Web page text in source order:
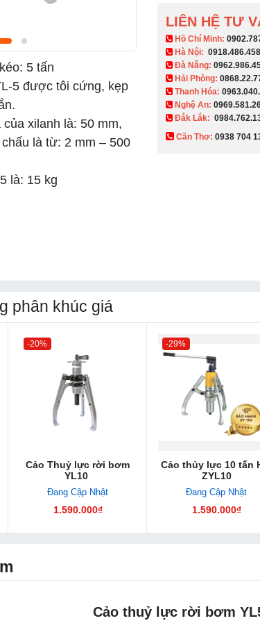
5 tấn
5 được tôi cứng, kẹp
xilanh là: 50 mm,
là từ: 2 mm – 500
là: 15 kg
LIÊN HỆ TƯ
​ Hồ Chí Minh:
Hà Nội:0918.486.458
Đà Nẵng:
Hải Phòng:
Thanh Hóa:
Nghệ An:
Đắk Lắk:
Cần Thơ:0938 704
phân khúc giá
-20%
Cảo Thuỷ lực rời bơm
YL10
Đang Cập Nhật
1.590.000₫
-29%
Cảo thủy lực 10 tấn
ZYL10
Đang Cập Nhật
1.590.000₫
Cảo thuỷ lực rời bơm